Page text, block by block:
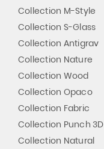
Collection M-Style
Collection S-Glass
Collection Antigrav
Collection Nature
Collection Wood
Collection Opaco
Collection Fabric
Collection Punch 3D
Collection Natural